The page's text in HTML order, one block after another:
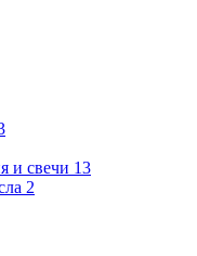
и свечи 13
2